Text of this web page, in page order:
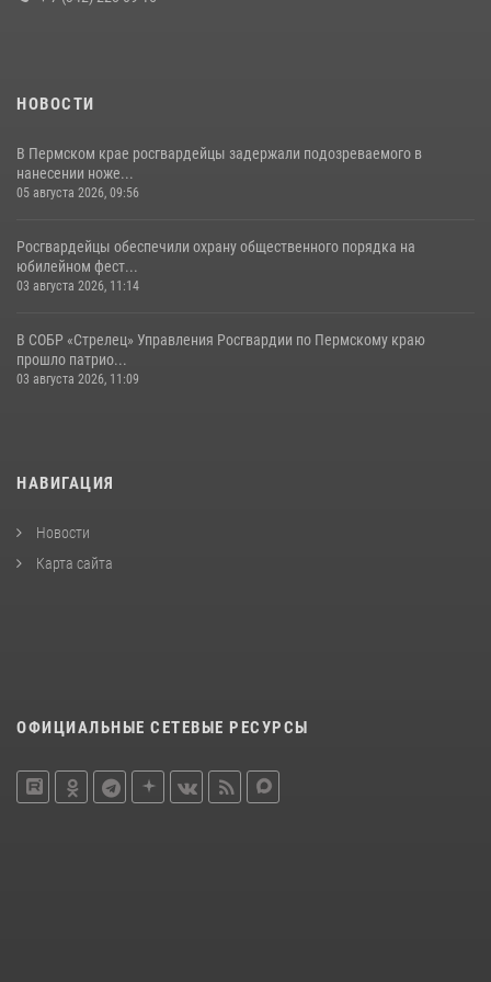
НОВОСТИ
В Пермском крае росгвардейцы задержали подозреваемого в
нанесении ноже...
05 августа 2026, 09:56
Росгвардейцы обеспечили охрану общественного порядка на
юбилейном фест...
03 августа 2026, 11:14
В СОБР «Стрелец» Управления Росгвардии по Пермскому краю
прошло патрио...
03 августа 2026, 11:09
НАВИГАЦИЯ
Новости
Карта сайта
ОФИЦИАЛЬНЫЕ СЕТЕВЫЕ РЕСУРСЫ